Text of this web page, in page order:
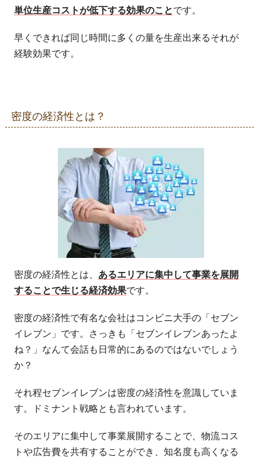
単位生産コストが低下する効果のことです。
早くできれば同じ時間に多くの量を生産出来るそれが
経験効果です。
密度の経済性とは？
密度の経済性とは、 あるエリアに集中して事業を展開
することで生じる経済効果です。
密度の経済性で有名な会社はコンビニ大手の「セブン
イレブン」です。さっきも「セブンイレブンあったよ
ね？」なんて会話も日常的にあるのではないでしょう
か？
それ程セブンイレブンは密度の経済性を意識していま
す。ドミナント戦略とも言われています。
そのエリアに集中して事業展開することで、物流コス
トや広告費を共有することができ、知名度も高くなる